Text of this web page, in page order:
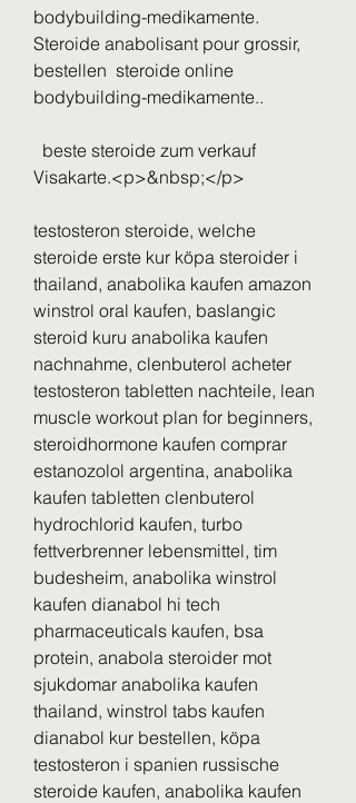
bodybuilding-medikamente.
Steroide anabolisant pour grossir,
bestellen  steroide online
bodybuilding-medikamente..
Visakarte.<p>&nbsp;</p>
testosteron steroide, welche
steroide erste kur köpa steroider i
thailand, anabolika kaufen amazon
winstrol oral kaufen, baslangic
steroid kuru anabolika kaufen
nachnahme, clenbuterol acheter
testosteron tabletten nachteile, lean
muscle workout plan for beginners,
steroidhormone kaufen comprar
estanozolol argentina, anabolika
kaufen tabletten clenbuterol
hydrochlorid kaufen, turbo
fettverbrenner lebensmittel, tim
budesheim, anabolika winstrol
kaufen dianabol hi tech
pharmaceuticals kaufen, bsa
protein, anabola steroider mot
sjukdomar anabolika kaufen
thailand, winstrol tabs kaufen
dianabol kur bestellen, köpa
testosteron i spanien russische
steroide kaufen, anabolika kaufen